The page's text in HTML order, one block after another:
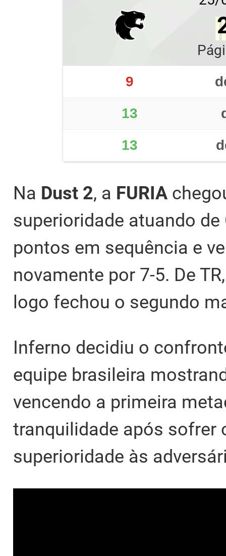
9
13
13
Na Dust 2, a FURIA
superioridade atuando
pontos em sequência e
novamente por 7-5. De
logo fechou o segundo
Inferno decidiu o
equipe brasileira
vencendo a primeira
tranquilidade após sofrer
superioridade às